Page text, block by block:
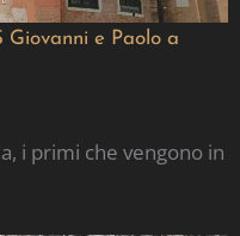
Giovanni e Paolo a
i primi che vengono in